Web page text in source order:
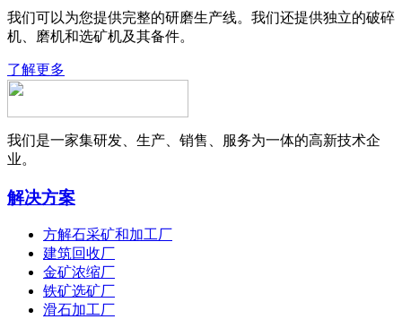
我们可以为您提供完整的研磨生产线。我们还提供独立的破碎
机、磨机和选矿机及其备件。
了解更多
我们是一家集研发、生产、销售、服务为一体的高新技术企
业。
解决方案
方解石采矿和加工厂
建筑回收厂
金矿浓缩厂
铁矿选矿厂
滑石加工厂